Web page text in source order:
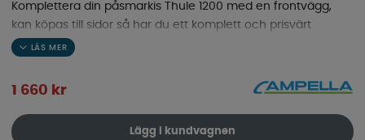
Komplettera din påsmarkis Thule 1200 med en frontvägg,
kan köpas till sidor så har du ett komplett och prisvärt
markistält.
1 660 kr
Lägg i kundvagnen